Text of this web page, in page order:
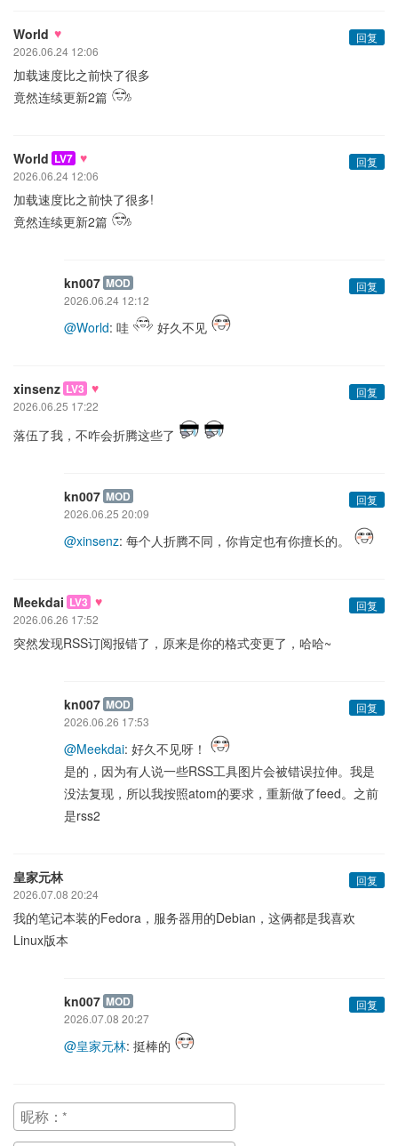
World ♥
回复
2026.06.24 12:06
加载速度比之前快了很多
竟然连续更新2篇
World LV7 ♥
回复
2026.06.24 12:06
加载速度比之前快了很多!
竟然连续更新2篇
kn007 MOD
回复
2026.06.24 12:12
@World: 哇 好久不见
xinsenz LV3 ♥
回复
2026.06.25 17:22
落伍了我，不咋会折腾这些了
kn007 MOD
回复
2026.06.25 20:09
@xinsenz: 每个人折腾不同，你肯定也有你擅长的。
Meekdai LV3 ♥
回复
2026.06.26 17:52
突然发现RSS订阅报错了，原来是你的格式变更了，哈哈~
kn007 MOD
回复
2026.06.26 17:53
@Meekdai: 好久不见呀！
是的，因为有人说一些RSS工具图片会被错误拉伸。我是
没法复现，所以我按照atom的要求，重新做了feed。之前
是rss2
皇家元林
回复
2026.07.08 20:24
我的笔记本装的Fedora，服务器用的Debian，这俩都是我喜欢
Linux版本
kn007 MOD
回复
2026.07.08 20:27
@皇家元林: 挺棒的
昵称：